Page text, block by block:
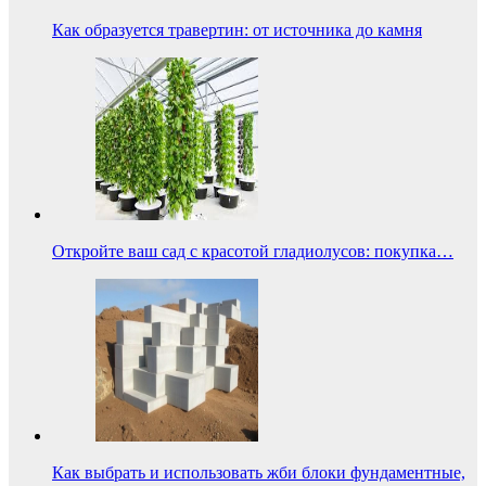
Как образуется травертин: от источника до камня
Откройте ваш сад с красотой гладиолусов: покупка…
Как выбрать и использовать жби блоки фундаментные,